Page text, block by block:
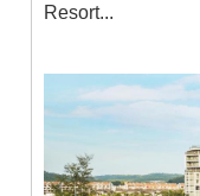
Resort...